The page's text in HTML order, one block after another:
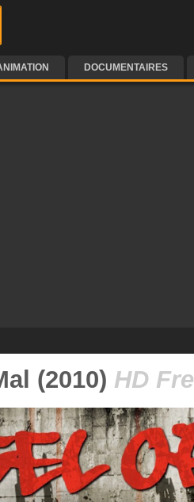
DOCUMENTAIRES
(2010) HD